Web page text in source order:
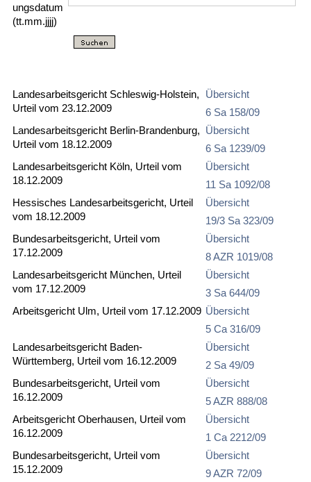
ungs­datum
(tt.mm.jjjj)
Landesarbeitsgericht Schleswig-Holstein,
Urteil vom 23.12.2009
Übersicht
6 Sa 158/09
Landesarbeitsgericht Berlin-Brandenburg,
Urteil vom 18.12.2009
Übersicht
6 Sa 1239/09
Landesarbeitsgericht Köln, Urteil vom
18.12.2009
Übersicht
11 Sa 1092/08
Hessisches Landesarbeitsgericht, Urteil
vom 18.12.2009
Übersicht
19/3 Sa 323/09
Bundesarbeitsgericht, Urteil vom
17.12.2009
Übersicht
8 AZR 1019/08
Landesarbeitsgericht München, Urteil
vom 17.12.2009
Übersicht
3 Sa 644/09
Arbeitsgericht Ulm, Urteil vom 17.12.2009 Übersicht
5 Ca 316/09
Landesarbeitsgericht Baden-
Württemberg, Urteil vom 16.12.2009
Übersicht
2 Sa 49/09
Bundesarbeitsgericht, Urteil vom
16.12.2009
Übersicht
5 AZR 888/08
Arbeitsgericht Oberhausen, Urteil vom
16.12.2009
Übersicht
1 Ca 2212/09
Bundesarbeitsgericht, Urteil vom
15.12.2009
Übersicht
9 AZR 72/09